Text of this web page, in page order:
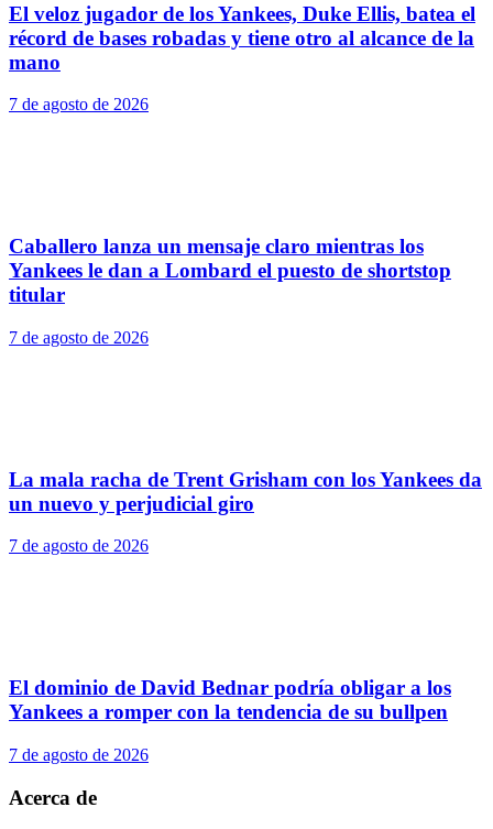
El veloz jugador de los Yankees, Duke Ellis, batea el
récord de bases robadas y tiene otro al alcance de la
mano
7 de agosto de 2026
Caballero lanza un mensaje claro mientras los
Yankees le dan a Lombard el puesto de shortstop
titular
7 de agosto de 2026
La mala racha de Trent Grisham con los Yankees da
un nuevo y perjudicial giro
7 de agosto de 2026
El dominio de David Bednar podría obligar a los
Yankees a romper con la tendencia de su bullpen
7 de agosto de 2026
Acerca de